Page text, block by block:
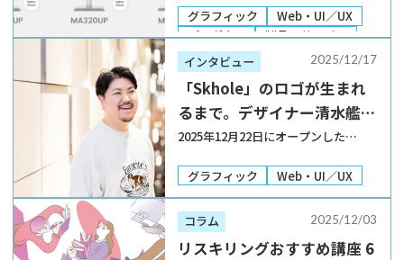
新製品として、シリーズ初となる5K
解像度フラグシップモデル
「MA270S」を発表した。合わせて、
4Kモデルの「MA270UP」
「MA320UP」も発表 […]
グラフィック
Web・UI／UX
プロダクト
製品・サービス
インタビュー
2025/12/17
「Skhole」のロゴが生まれ
るまで。デザイナー清水艦期
が考える“余暇と学び”
2025年12月22日にオープンした
イディーエヌ）」の顔となる、大事な
ロゴを手がけてくれたのは、グラフィ
ックデザイナーの清水艦期さんです。
余暇を意味する「Skhole」とい […]
グラフィック Web・UI／UX
コラム 2025/12/03
リスキリングおすすめ講座 6